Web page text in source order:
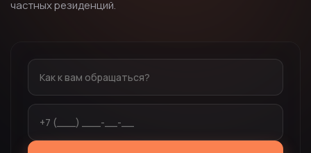
частных резиденций.